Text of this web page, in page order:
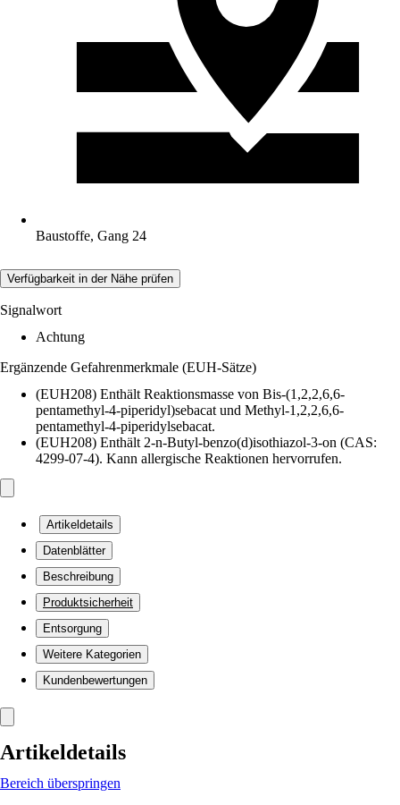
Baustoffe, Gang 24
Verfügbarkeit in der Nähe prüfen
Signalwort
Achtung
Ergänzende Gefahrenmerkmale (EUH-Sätze)
(EUH208) Enthält Reaktionsmasse von Bis-(1,2,2,6,6-
pentamethyl-4-piperidyl)sebacat und Methyl-1,2,2,6,6-
pentamethyl-4-piperidylsebacat.
(EUH208) Enthält 2-n-Butyl-benzo(d)isothiazol-3-on (CAS:
4299-07-4). Kann allergische Reaktionen hervorrufen.
Artikeldetails
Datenblätter
Beschreibung
Produktsicherheit
Entsorgung
Weitere Kategorien
Kundenbewertungen
Artikeldetails
Bereich überspringen